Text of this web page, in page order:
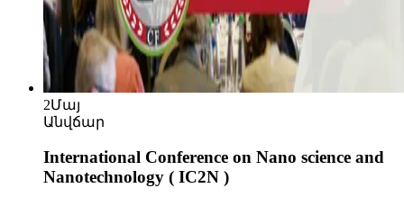
2Մայ
Անվճար
International Conference on Nano science and
Nanotechnology ( IC2N )